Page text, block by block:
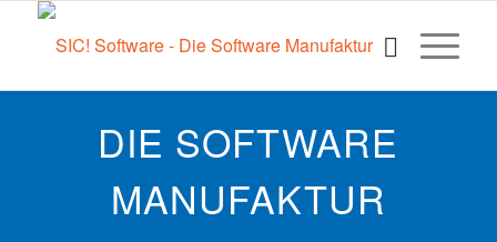
DIE SOFTWARE
MANUFAKTUR